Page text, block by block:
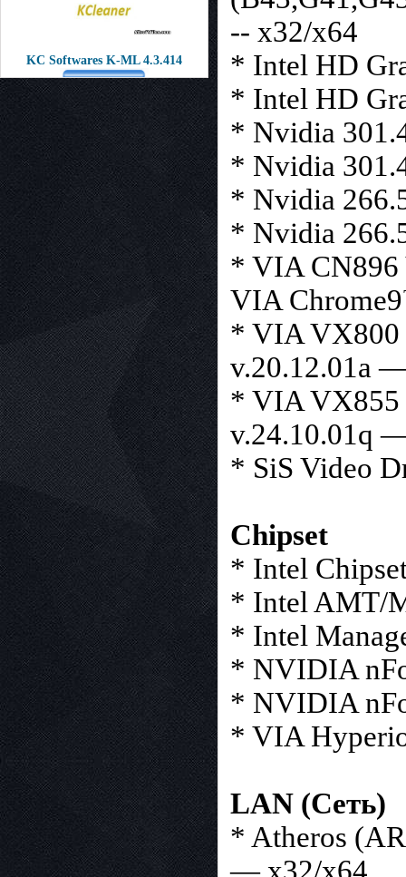
KC Softwares K-ML 4.3.414
-- x32/x64
* Intel HD
* Intel HD
* Nvidia
* Nvidia
* Nvidia
* Nvidia
* VIA
VIA
* VIA
v.20.12.01a
* VIA
v.24.10.01q
* SiS Video
Chipset
* Intel
* Intel AMT/
* Intel
* NVIDIA
* NVIDIA
* VIA
LAN (Сеть)
* Atheros